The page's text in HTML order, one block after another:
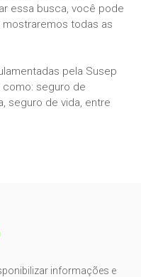
essa busca, você pode
todas as
pela Susep
seguro de
seguro de vida, entre
informações e